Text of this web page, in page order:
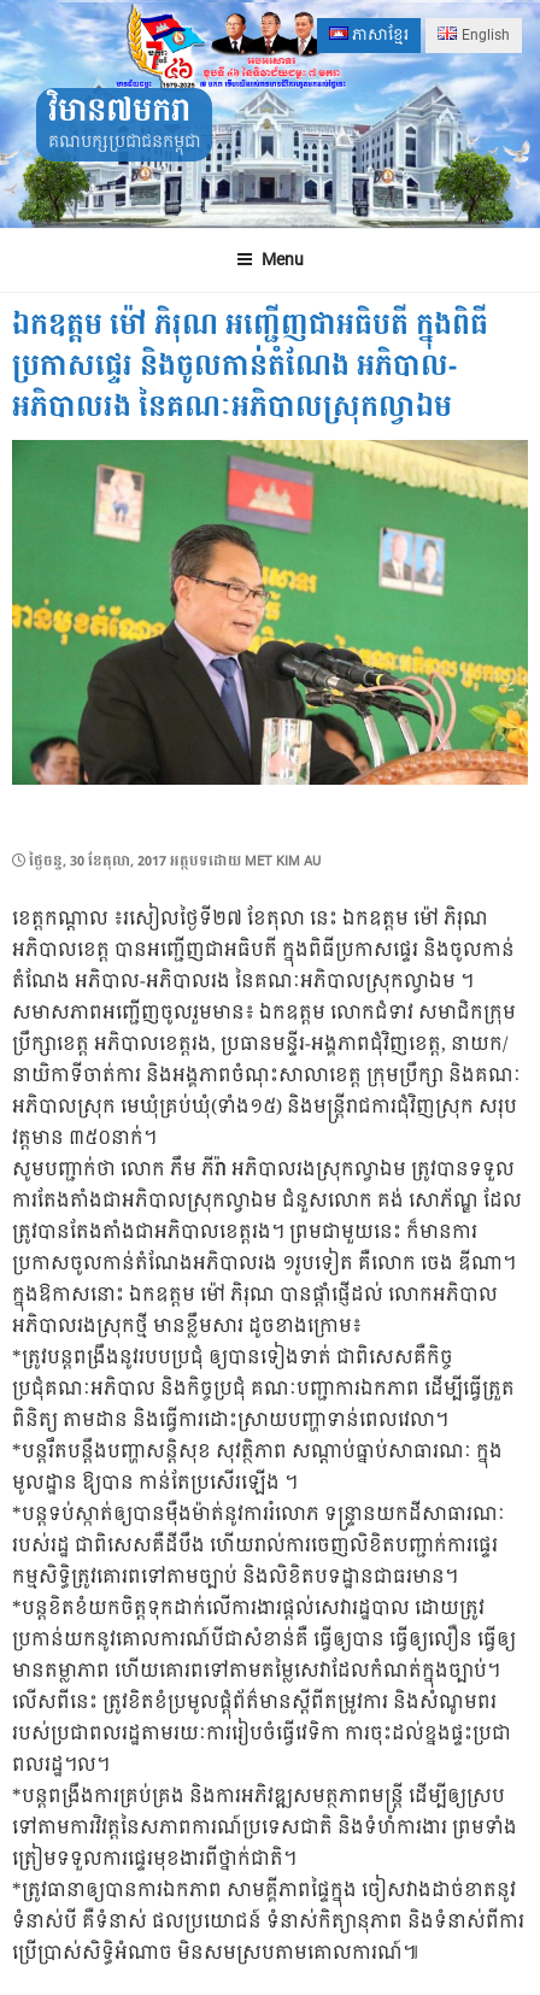
Skip
to
content
ភាសាខ្មែរ English
វិមាន៧មករា
គណបក្សប្រជាជនកម្ពុជា
Menu
ឯកឧត្តម ម៉ៅ ភិរុណ អញ្ជើញជាអធិបតី ក្នុងពិធី
ប្រកាសផ្ទេរ និងចូលកាន់តំណែង អភិបាល-
អភិបាលរង នៃគណៈអភិបាលស្រុកល្វាឯម
POSTED
ថ្ងៃ​ចន្ទ, 30 ខែ​តុលា, 2017អត្ថបទដោយ MET KIM AU
ខេត្តកណ្តាល ៖រសៀលថ្ងៃទី២៧ ខែតុលា នេះ ឯកឧត្តម ម៉ៅ ភិរុណ
អភិបាលខេត្ត បានអញ្ជើញជាអធិបតី ក្នុងពិធីប្រកាសផ្ទេរ និងចូលកាន់
តំណែង អភិបាល-អភិបាលរង នៃគណៈអភិបាលស្រុកល្វាឯម ។
សមាសភាពអញ្ជើញចូលរួមមាន៖ ឯកឧត្តម លោកជំទាវ សមាជិកក្រុម
ប្រឹក្សាខេត្ត អភិបាលខេត្តរង, ប្រធានមន្ទីរ-អង្គភាពជុំវិញខេត្ត, នាយក/
នាយិកាទីចាត់ការ និងអង្គភាពចំណុះសាលាខេត្ត ក្រុមប្រឹក្សា និងគណៈ
អភិបាលស្រុក មេឃុំគ្រប់ឃុំ(ទាំង១៥) និងមន្ត្រីរាជការជុំវិញស្រុក សរុប
វត្តមាន ៣៥០នាក់។
សូមបញ្ជាក់ថា លោក ភឹម ភីរ៉ា អភិបាលរងស្រុកល្វាឯម ត្រូវបានទទួល
ការតែងតាំងជាអភិបាលស្រុកល្វាឯម ជំនួសលោក គង់ សោភ័ណ្ឌ ដែល
ត្រូវបានតែងតាំងជាអភិបាលខេត្តរង។ ព្រមជាមួយនេះ ក៏មានការ
ប្រកាសចូលកាន់តំណែងអភិបាលរង ១រូបទៀត គឺលោក ចេង ឌីណា។
ក្នុងឱកាសនោះ ឯកឧត្តម ម៉ៅ ភិរុណ បានផ្តាំផ្ញើដល់ លោកអភិបាល
អភិបាលរងស្រុកថ្មី មានខ្លឹមសារ ដូចខាងក្រោម៖
*ត្រូវបន្តពង្រឹងនូវរបបប្រជុំ ឲ្យបានទៀងទាត់ ជាពិសេសគឺកិច្ច
ប្រជុំគណៈអភិបាល និងកិច្ចប្រជុំ គណៈបញ្ជាការឯកភាព ដើម្បីធ្វើត្រួត
ពិនិត្យ តាមដាន និងធ្វើការដោះស្រាយបញ្ហាទាន់ពេលវេលា។
*បន្តរឹតបន្តឹងបញ្ហាសន្តិសុខ សុវត្ថិភាព សណ្តាប់ធ្នាប់សាធារណៈ ក្នុង
មូលដ្ឋាន ឱ្យបាន កាន់តែប្រសើរឡើង ។
*បន្តទប់ស្កាត់ឲ្យបានម៉ឺងម៉ាត់នូវការរំលោភ ទន្ទ្រានយកដីសាធារណៈ
របស់រដ្ឋ ជាពិសេសគឺដីបឹង ហើយរាល់ការចេញលិខិតបញ្ជាក់ការផ្ទេរ
កម្មសិទ្ធិត្រូវគោរពទៅតាមច្បាប់ និងលិខិតបទដ្ឋានជាធរមាន។
*បន្តខិតខំយកចិត្តទុកដាក់លើការងារផ្តល់សេវារដ្ឋបាល ដោយត្រូវ
ប្រកាន់យកនូវគោលការណ៍បីជាសំខាន់គឺ ធ្វើឲ្យបាន ធ្វើឲ្យលឿន ធ្វើឲ្យ
មានតម្លាភាព ហើយគោរពទៅតាមតម្លៃសេវាដែលកំណត់ក្នុងច្បាប់។
លើសពីនេះ ត្រូវខិតខំប្រមូលផ្តុំព័ត៌មានស្តីពីតម្រូវការ និងសំណូមពរ
របស់ប្រជាពលរដ្ឋតាមរយៈការរៀបចំធ្វើវេទិកា ការចុះដល់ខ្នងផ្ទះប្រជា
ពលរដ្ឋ។ល។
*បន្តពង្រឹងការគ្រប់គ្រង និងការអភិវឌ្ឍសមត្ថភាពមន្ត្រី ដើម្បីឲ្យស្រប
ទៅតាមការវិវត្តនៃសភាពការណ៍ប្រទេសជាតិ និងទំហំការងារ ព្រមទាំង
ត្រៀមទទួលការផ្ទេរមុខងារពីថ្នាក់ជាតិ។
*ត្រូវធានាឲ្យបានការឯកភាព សាមគ្គីភាពផ្ទៃក្នុង ចៀសវាងដាច់ខាតនូវ
ទំនាស់បី គឺទំនាស់ ផលប្រយោជន៍ ទំនាស់កិត្យានុភាព និងទំនាស់ពីការ
ប្រើប្រាស់សិទ្ធិអំណាច មិនសមស្របតាមគោលការណ៍៕